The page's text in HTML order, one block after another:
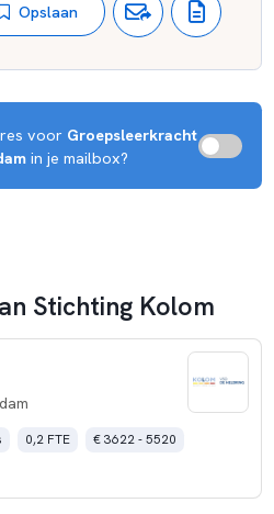
Opslaan
voor Groepsleerkracht
in je mailbox?
Stichting Kolom
0,2 FTE
€ 3622 - 5520